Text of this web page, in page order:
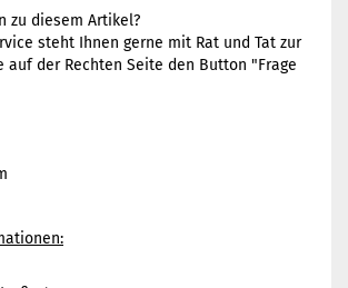
zu diesem Artikel?
steht Ihnen gerne mit Rat und Tat zur
auf der Rechten Seite den Button "Frage